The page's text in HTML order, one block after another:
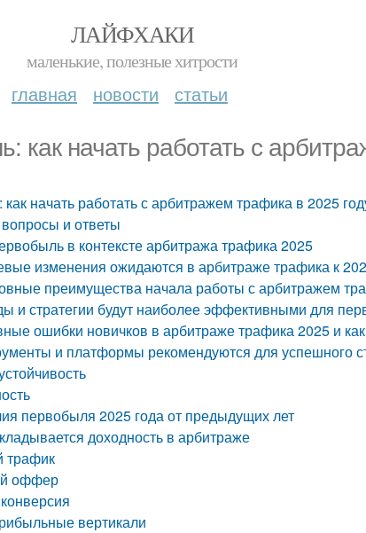
ЛАЙФХАКИ
маленькие, полезные хитрости
главная новости статьи
как начать работать с
начать работать с арбитражем трафика в 2025
и ответы
в контексте арбитража трафика 2025
изменения ожидаются в арбитраже трафика к
преимущества начала работы с арбитражем
и стратегии будут наиболее эффективными для
ошибки новичков в арбитраже трафика 2025 и
и платформы рекомендуются для успешного
первобыля 2025 года от предыдущих лет
доходность в арбитраже
оффер
вертикали